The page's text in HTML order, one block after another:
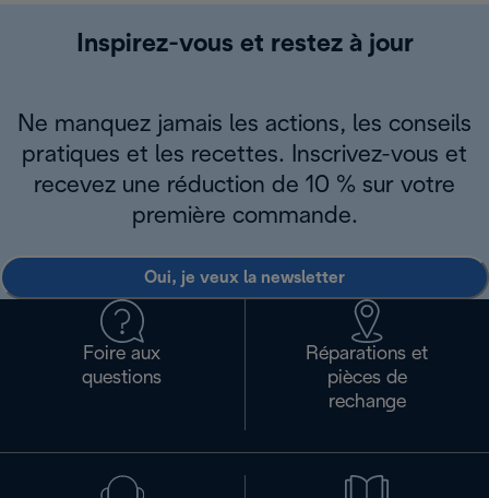
Inspirez-vous et restez à jour
Ne manquez jamais les actions, les conseils
pratiques et les recettes. Inscrivez-vous et
recevez une réduction de 10 % sur votre
première commande.
Oui, je veux la newsletter
Foire aux
questions
Réparations et
pièces de
rechange